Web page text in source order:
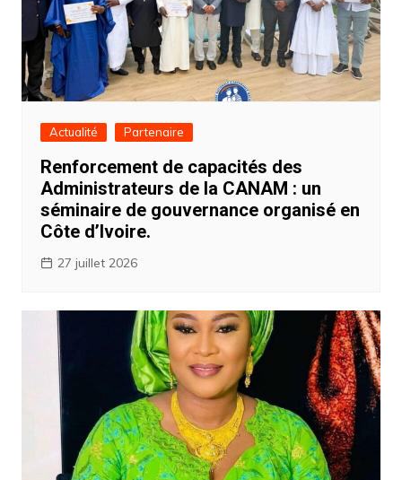
Actualité Partenaire
Renforcement de capacités des
Administrateurs de la CANAM : un
séminaire de gouvernance organisé en
Côte d’Ivoire.
27 juillet 2026